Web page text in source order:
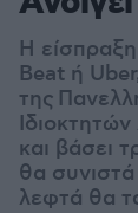
Η
Beat ή
της
και βάσει
θα
λεφτά θα